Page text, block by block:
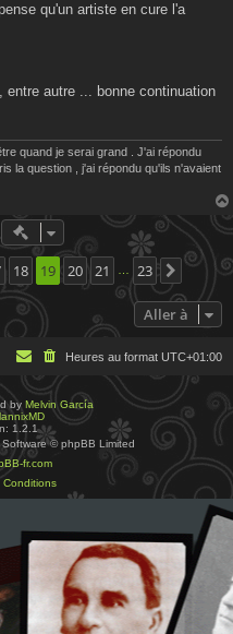
qu'un artiste en cure l'a
autre ... bonne continuation
quand je serai grand . J'ai répondu
la question , j'ai répondu qu'ils n'avaient
Actions rapides de
18 19 20 21 23
Aller à
Heures au format UTC+01:00
by Melvin García
1.2.1
© phpBB Limited
fr.com
Conditions